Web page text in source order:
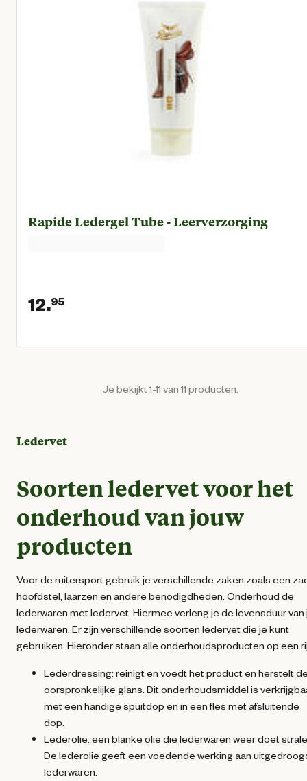
Rapide Ledergel Tube - Leerverzorging
12.95
Huidige prijs € 12,95
Je bekijkt 1-11 van 11 producten.
Ledervet
Soorten ledervet voor het
onderhoud van jouw
producten
Voor de ruitersport gebruik je verschillende zaken zoals een
hoofdstel, laarzen en andere benodigdheden. Onderhoud de
lederwaren met ledervet. Hiermee verleng je de levensduur van
lederwaren. Er zijn verschillende soorten ledervet die je kunt
gebruiken. Hieronder staan alle onderhoudsproducten op een
Lederdressing: reinigt en voedt het product en herstelt
oorspronkelijke glans. Dit onderhoudsmiddel is
met een handige spuitdop en in een fles met afsluitende
dop.
Lederolie: een blanke olie die lederwaren weer doet
De lederolie geeft een voedende werking aan
lederwaren.